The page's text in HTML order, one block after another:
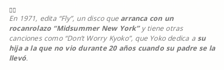
En 1971, edita “Fly”, un disco que arranca con un
rocanrolazo “Midsummer New York”y tiene otras
canciones como “Don’t Worry Kyoko”, que Yoko dedica a su
hija a la que no vio durante 20 años cuando su padre se la
llevó.